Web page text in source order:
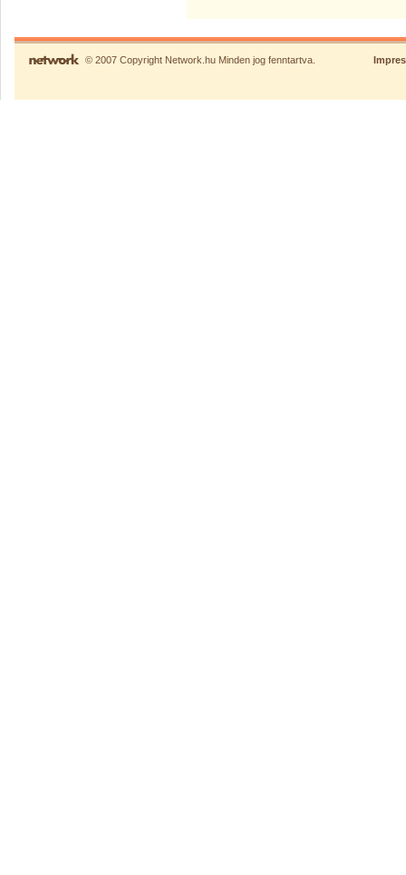
© 2007 Copyright Network.hu Minden jog fenntartva.